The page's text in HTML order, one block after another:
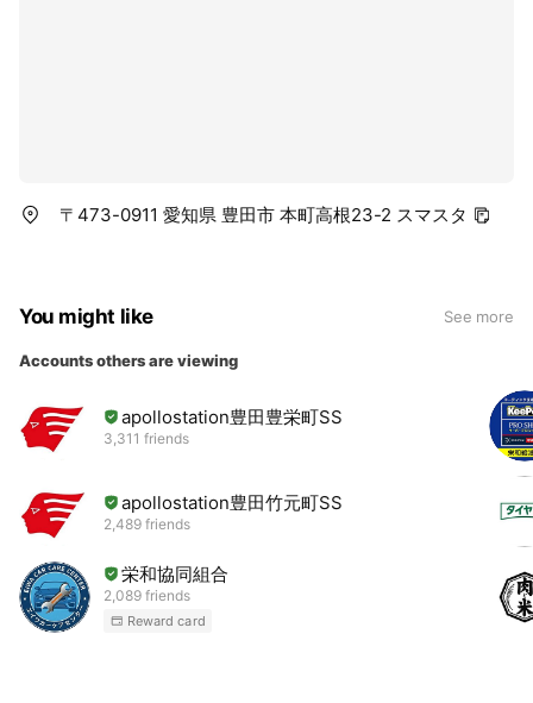
〒473-0911 愛知県 豊田市 本町高根23-2 スマスタ
You might like See more
Accounts others are viewing
apollostation豊田豊栄町SS
3,311 friends
apollostation豊田竹元町SS
2,489 friends
栄和協同組合
2,089 friends
Reward card